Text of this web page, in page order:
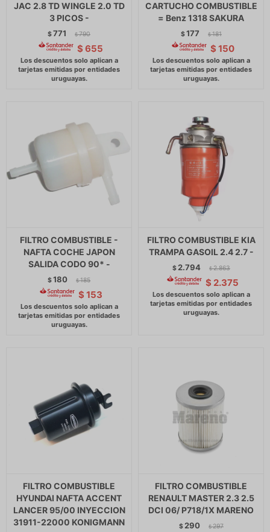
JAC 2.8 TD WINGLE 2.0 TD
3 PICOS -
$771 $ 790
$ 655
CARTUCHO COMBUSTIBLE
= Benz 1318 SAKURA
$177 $ 181
$ 150
FILTRO COMBUSTIBLE -
NAFTA COCHE JAPON
SALIDA CODO 90* -
$180 $ 185
$ 153
FILTRO COMBUSTIBLE KIA
TRAMPA GASOIL 2.4 2.7 -
$ 2.794 $ 2.863
$ 2.375
FILTRO COMBUSTIBLE
HYUNDAI NAFTA ACCENT
LANCER 95/00 INYECCION
31911-22000 KONIGMANN
FILTRO COMBUSTIBLE
RENAULT MASTER 2.3 2.5
DCI 06/ P718/1X MARENO
$ 290 $ 297